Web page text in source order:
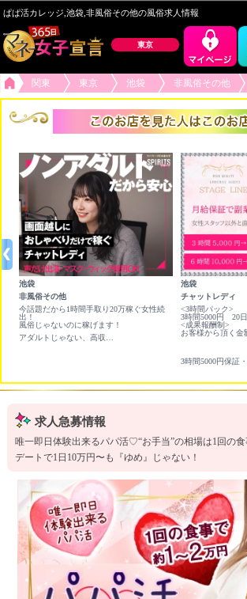
ぱぱ活カレッジ,池袋,非風俗その他の風俗求人情報
東京
関東 東京 池袋 非風俗その他
池袋
非風俗その他
今話題だから1時間手取り20万稼ぐ女性続
出！
風俗じゃないのに稼げます！
池袋
チャットレディ
<3時間パック>
3時間5000円 20
<成果報酬制>
お客様から頂く金
求人急募情報
唯一即日体験出来るパパ活♡“お手当”の相場は1回の食
デートで1日10万円〜も『ゆめ』じゃない！